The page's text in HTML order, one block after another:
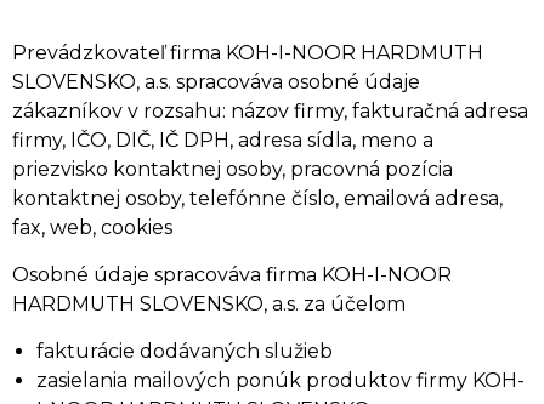
Prevádzkovateľ firma KOH-I-NOOR HARDMUTH
SLOVENSKO, a.s. spracováva osobné údaje
zákazníkov v rozsahu: názov firmy, fakturačná adresa
firmy, IČO, DIČ, IČ DPH, adresa sídla, meno a
priezvisko kontaktnej osoby, pracovná pozícia
kontaktnej osoby, telefónne číslo, emailová adresa,
fax, web, cookies
Osobné údaje spracováva firma KOH-I-NOOR
HARDMUTH SLOVENSKO, a.s. za účelom
fakturácie dodávaných služieb
zasielania mailových ponúk produktov firmy KOH-